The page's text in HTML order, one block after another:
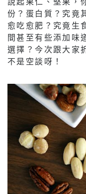
份？蛋白質？究竟
愈吃愈肥？究竟生
間甚至有些添加味
選擇？今次跟大家
不是空談呀！